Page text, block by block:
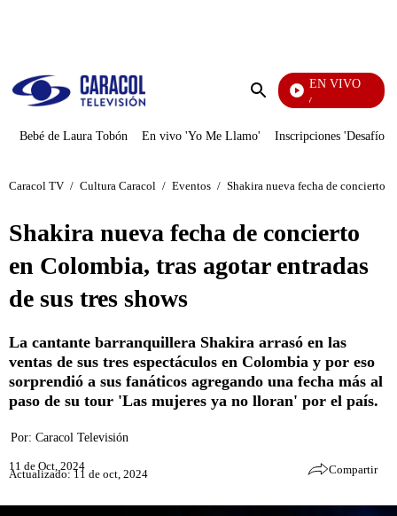
Enviar
EN VIVO
La Finca De Hoy
Bebé de Laura Tobón En vivo 'Yo Me Llamo' Inscripciones 'Desafío'
Caracol TV / Cultura Caracol / Eventos / Shakira nueva fecha de concierto
Shakira nueva fecha de concierto
en Colombia, tras agotar entradas
de sus tres shows
La cantante barranquillera Shakira arrasó en las
ventas de sus tres espectáculos en Colombia y por eso
sorprendió a sus fanáticos agregando una fecha más al
paso de su tour 'Las mujeres ya no lloran' por el país.
Por: Caracol Televisión
11 de Oct, 2024
Actualizado: 11 de oct, 2024 Compartir